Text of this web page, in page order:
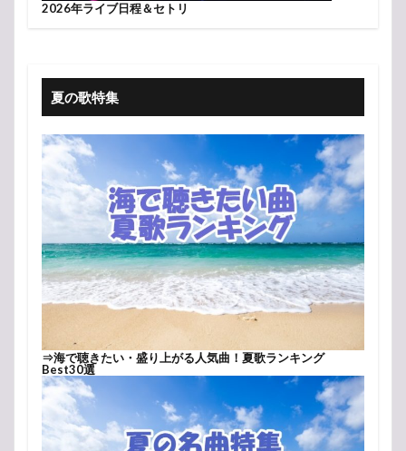
2026年ライブ日程＆セトリ
夏の歌特集
⇒海で聴きたい・盛り上がる人気曲！夏歌ランキング
Best30選